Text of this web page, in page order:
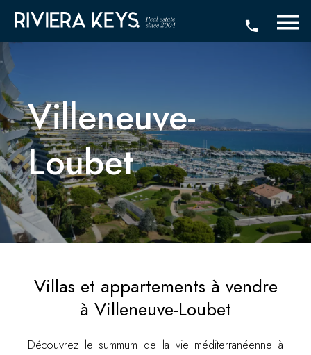
Villeneuve-
Loubet
Villas et appartements à vendre
à Villeneuve-Loubet
Découvrez le summum de la vie méditerranéenne à